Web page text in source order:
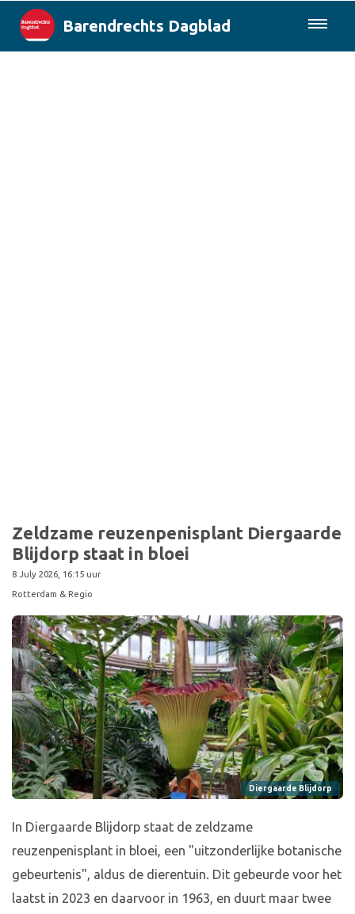
Barendrechts Dagblad
Zeldzame reuzenpenisplant Diergaarde
Blijdorp staat in bloei
8 July 2026, 16:15 uur
Rotterdam & Regio
Diergaarde Blijdorp
In Diergaarde Blijdorp staat de zeldzame
reuzenpenisplant in bloei, een "uitzonderlijke botanische
gebeurtenis", aldus de dierentuin. Dit gebeurde voor het
laatst in 2023 en daarvoor in 1963, en duurt maar twee